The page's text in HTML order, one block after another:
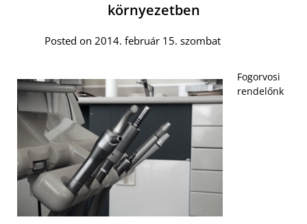
környezetben
Posted on 2014. február 15. szombat
Fogorvosi
rendelőnk